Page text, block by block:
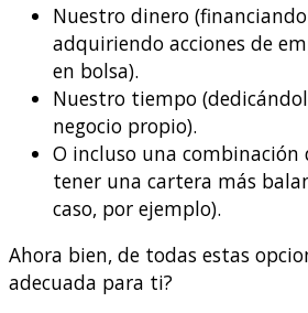
Nuestro dinero (financiando
adquiriendo acciones de
en bolsa).
Nuestro tiempo
negocio propio).
O incluso una combinación
tener una cartera más
caso, por ejemplo).
Ahora bien, de todas estas
adecuada para ti?